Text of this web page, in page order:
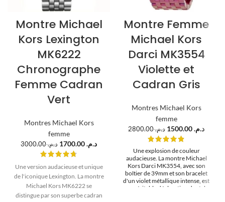
Montre Michael
Kors Lexington
MK6222
Chronographe
Femme Cadran
Vert
Montres Michael Kors
femme
د.م.3000.00 د.م.
Une version audacieuse et unique
de l'iconique Lexington. La montre
Michael Kors MK6222 se
distingue par son superbe cadran
Montre Femme
Michael Kors
Darci MK3554
Violette et
Cadran Gris
Montres Michael Kors
femme
د.م.2800.00 د.م.
Une explosion de couleur
audacieuse. La montre Michael
Kors Darci MK3554, avec son
boîtier de 39mm et son bracelet
d'un violet métallique intense, est
une véritable déclaration de style.